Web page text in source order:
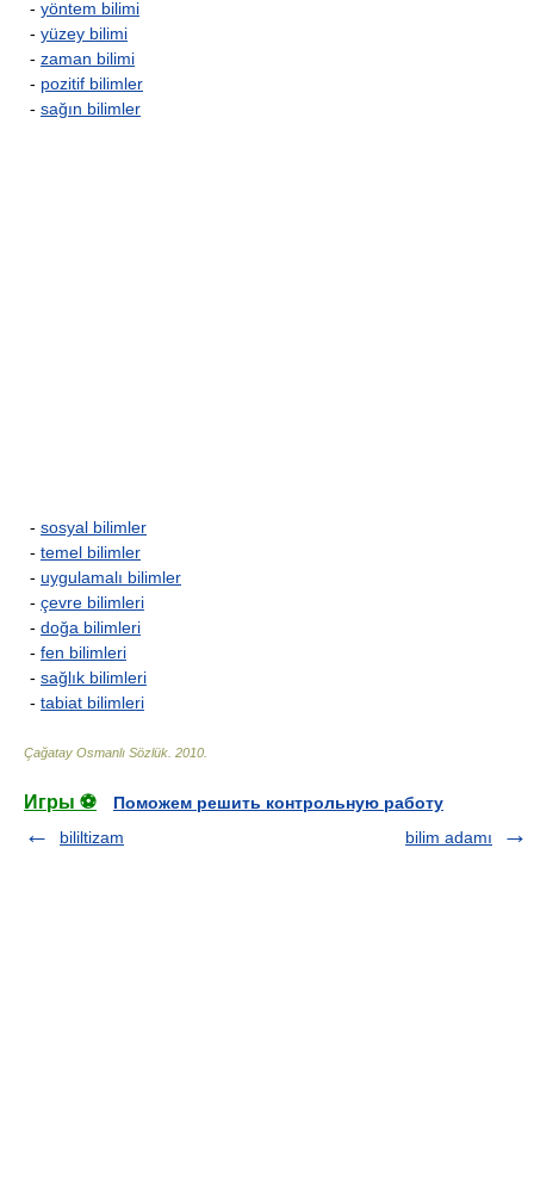
- yöntem bilimi
- yüzey bilimi
- zaman bilimi
- pozitif bilimler
- sağın bilimler
- sosyal bilimler
- temel bilimler
- uygulamalı bilimler
- çevre bilimleri
- doğa bilimleri
- fen bilimleri
- sağlık bilimleri
- tabiat bilimleri
Çağatay Osmanlı Sözlük 2010
Игры ⚽
Поможем решить контрольную работу
bililtizam
bilim adamı